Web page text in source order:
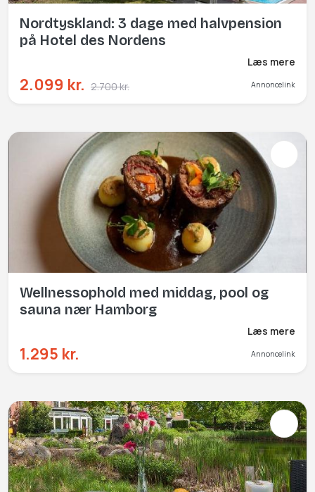
Nordtyskland: 3 dage med halvpension
på Hotel des Nordens
Læs mere
2.099 kr. 2.700 kr. Annoncelink
Wellnessophold med middag, pool og
sauna nær Hamborg
Læs mere
1.295 kr. Annoncelink